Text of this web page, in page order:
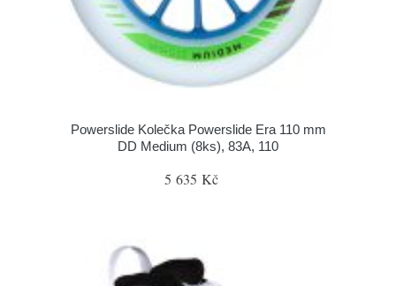
Powerslide Kolečka Powerslide Era 110 mm
DD Medium (8ks), 83A, 110
5 635 Kč